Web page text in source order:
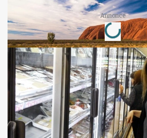
Annonce
Loading...